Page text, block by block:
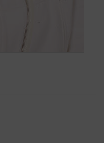
d'annuaire